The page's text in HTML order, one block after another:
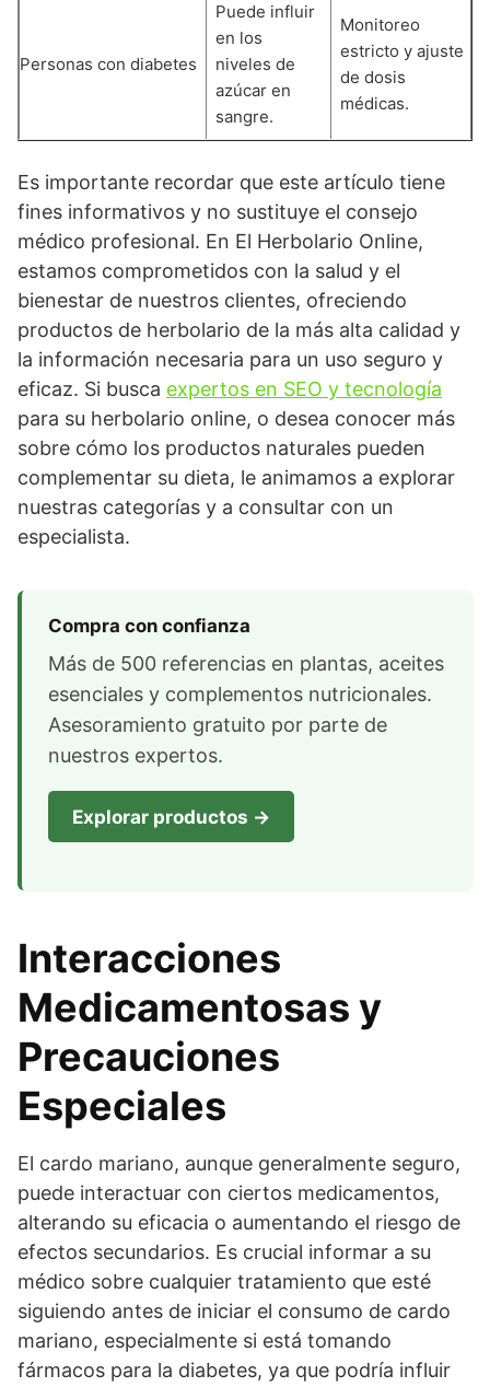
Personas con diabetes
Puede influir
en los
niveles de
azúcar en
sangre.
Monitoreo
estricto y ajuste
de dosis
médicas.
Es importante recordar que este artículo tiene
fines informativos y no sustituye el consejo
médico profesional. En El Herbolario Online,
estamos comprometidos con la salud y el
bienestar de nuestros clientes, ofreciendo
productos de herbolario de la más alta calidad y
la información necesaria para un uso seguro y
eficaz. Si busca expertos en SEO y tecnología
para su herbolario online, o desea conocer más
sobre cómo los productos naturales pueden
complementar su dieta, le animamos a explorar
nuestras categorías y a consultar con un
especialista.
Compra con confianza
Más de 500 referencias en plantas, aceites
esenciales y complementos nutricionales.
Asesoramiento gratuito por parte de
nuestros expertos.
Explorar productos →
Interacciones
Medicamentosas y
Precauciones
Especiales
El cardo mariano, aunque generalmente seguro,
puede interactuar con ciertos medicamentos,
alterando su eficacia o aumentando el riesgo de
efectos secundarios. Es crucial informar a su
médico sobre cualquier tratamiento que esté
siguiendo antes de iniciar el consumo de cardo
mariano, especialmente si está tomando
fármacos para la diabetes, ya que podría influir